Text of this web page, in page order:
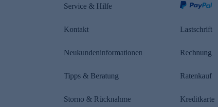
Service & Hilfe
Kontakt
Neukundeninformationen
Tipps & Beratung
Storno & Rücknahme
Lastschrift
Rechnung
Ratenkauf
Kreditkarte